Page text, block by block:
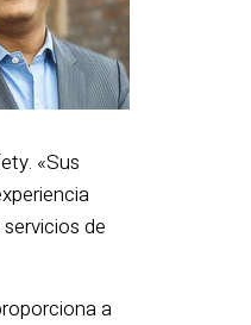
«Sus
de
a